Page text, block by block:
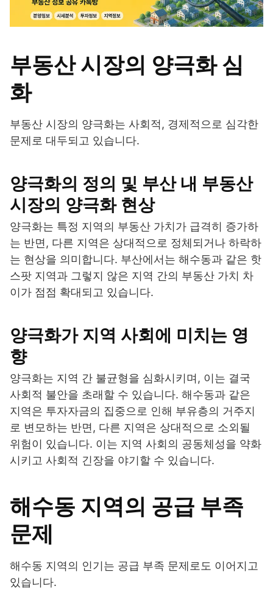
부동산 시장의 양극화 심
화
부동산 시장의 양극화는 사회적, 경제적으로 심각한
문제로 대두되고 있습니다.
양극화의 정의 및 부산 내 부동산
시장의 양극화 현상
양극화는 특정 지역의 부동산 가치가 급격히 증가하
는 반면, 다른 지역은 상대적으로 정체되거나 하락하
는 현상을 의미합니다. 부산에서는 해수동과 같은 핫
스팟 지역과 그렇지 않은 지역 간의 부동산 가치 차
이가 점점 확대되고 있습니다.
양극화가 지역 사회에 미치는 영
향
양극화는 지역 간 불균형을 심화시키며, 이는 결국
사회적 불안을 초래할 수 있습니다. 해수동과 같은
지역은 투자자금의 집중으로 인해 부유층의 거주지
로 변모하는 반면, 다른 지역은 상대적으로 소외될
위험이 있습니다. 이는 지역 사회의 공동체성을 약화
시키고 사회적 긴장을 야기할 수 있습니다.
해수동 지역의 공급 부족
문제
해수동 지역의 인기는 공급 부족 문제로도 이어지고
있습니다.